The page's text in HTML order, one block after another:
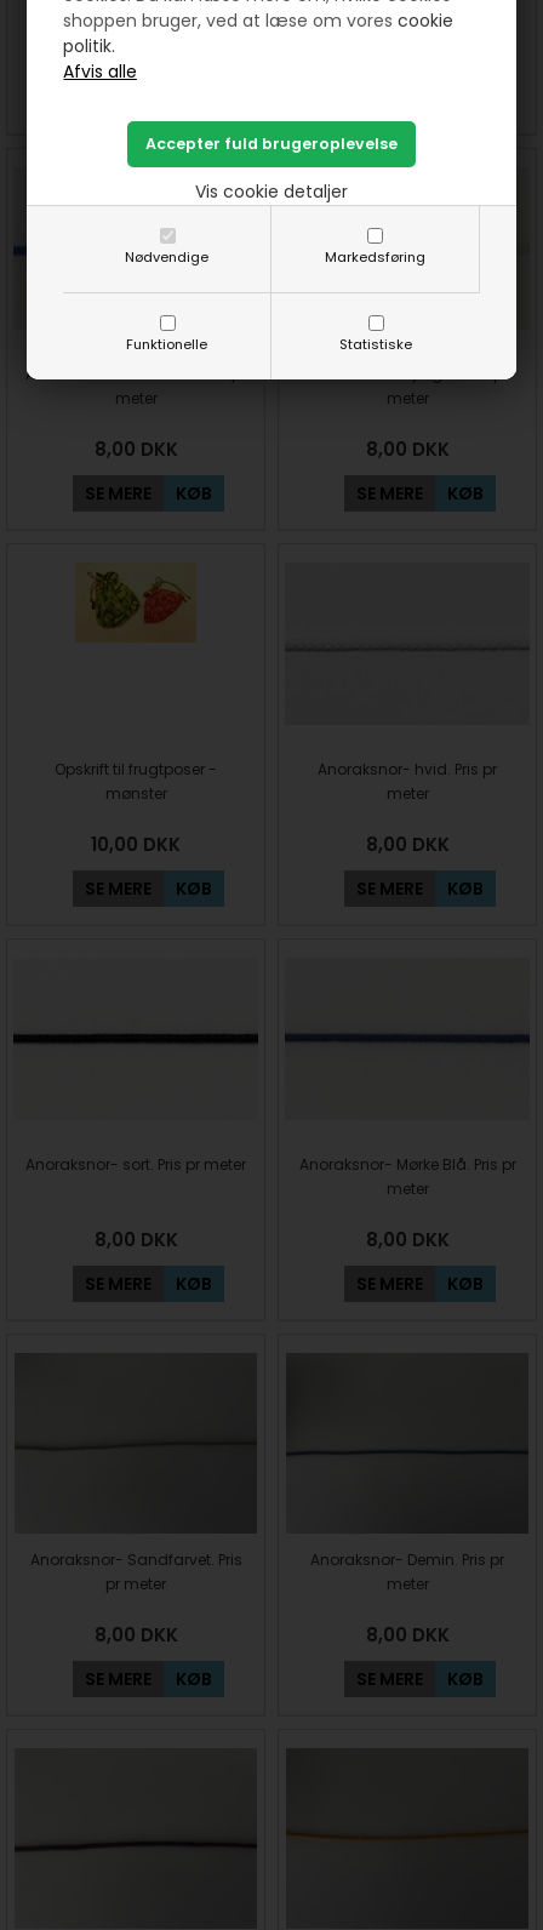
shoppen bruger, ved at læse om vorescookie
politik.
Nødvendige Markedsføring
Funktionelle Statistiske
Vis cookie detaljer
35,00
Anoraksnor- Coboltblå. Pris pr
meter
8,00 DKK
SE MERE KØB
Anoraksnor- Lys grå. Pris pr
meter
8,00 DKK
SE MERE KØB
Opskrift til frugtposer -
mønster
10,00 DKK
SE MERE KØB
Anoraksnor- hvid. Pris pr
meter
8,00 DKK
SE MERE KØB
Anoraksnor- sort. Pris pr meter
8,00 DKK
SE MERE KØB
Anoraksnor- Mørke Blå. Pris pr
meter
8,00 DKK
SE MERE KØB
Anoraksnor- Sandfarvet. Pris
pr meter
8,00 DKK
SE MERE KØB
Anoraksnor- Demin. Pris pr
meter
8,00 DKK
SE MERE KØB